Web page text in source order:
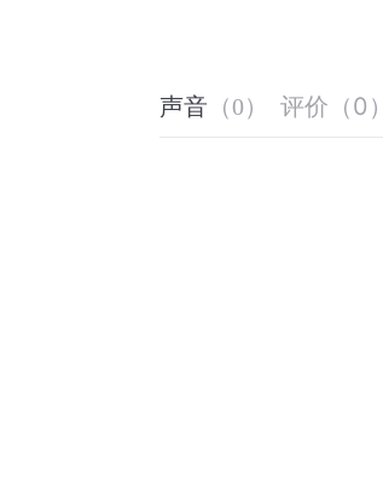
不是旁人，正是沈平安的
声音 （0） 评价 （0 ）